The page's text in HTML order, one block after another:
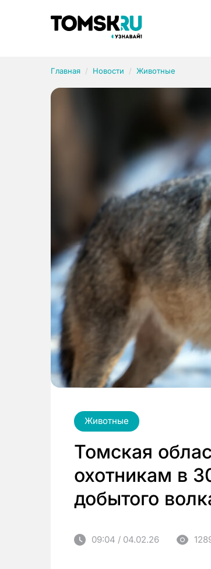
Главная Новости Животные
Животные
Томская
охотникам в
добытого
09:04 / 04.02.26
Рубрики